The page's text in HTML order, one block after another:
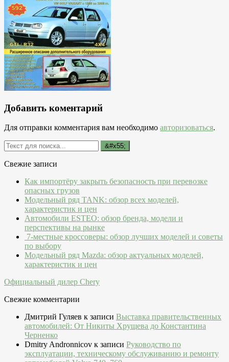
Добавить коментарий
Для отправки комментария вам необходимо авторизоваться.
Свежие записи
Как импортёру закрыть безопасность при перевозке
опасных грузов
Модельный ряд TANK: обзор всех моделей,
характеристик и цен
Автомобили ESTEO: обзор бренда, модели и
перспективы на рынке
7-местные кроссоверы: обзор лучших моделей и советы
по выбору
Модельный ряд Mazda: обзор актуальных моделей,
характеристик и цен
Официальный дилер Chery
Свежие комментарии
Дмитрий Гуляев к записи Выставка правительственных
автомобилей: От Никиты Хрущева до Константина
Черненко
Dmitry Andronnicov к записи Руководство по
эксплуатации, техническому обслуживанию и ремонту